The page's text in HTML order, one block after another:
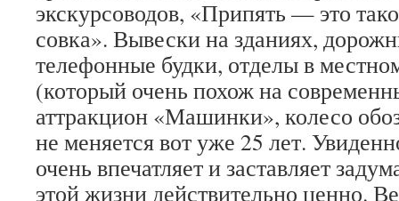
экскурсоводов, «Припять — это
совка». Вывески на зданиях,
телефонные будки, отделы в
(который очень похож на
аттракцион «Машинки», колесо
не меняется вот уже 25 лет.
очень впечатляет и заставляет
этой жизни действительно ценно.